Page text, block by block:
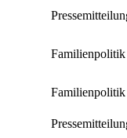
Familienpolitik
Familienpolitik